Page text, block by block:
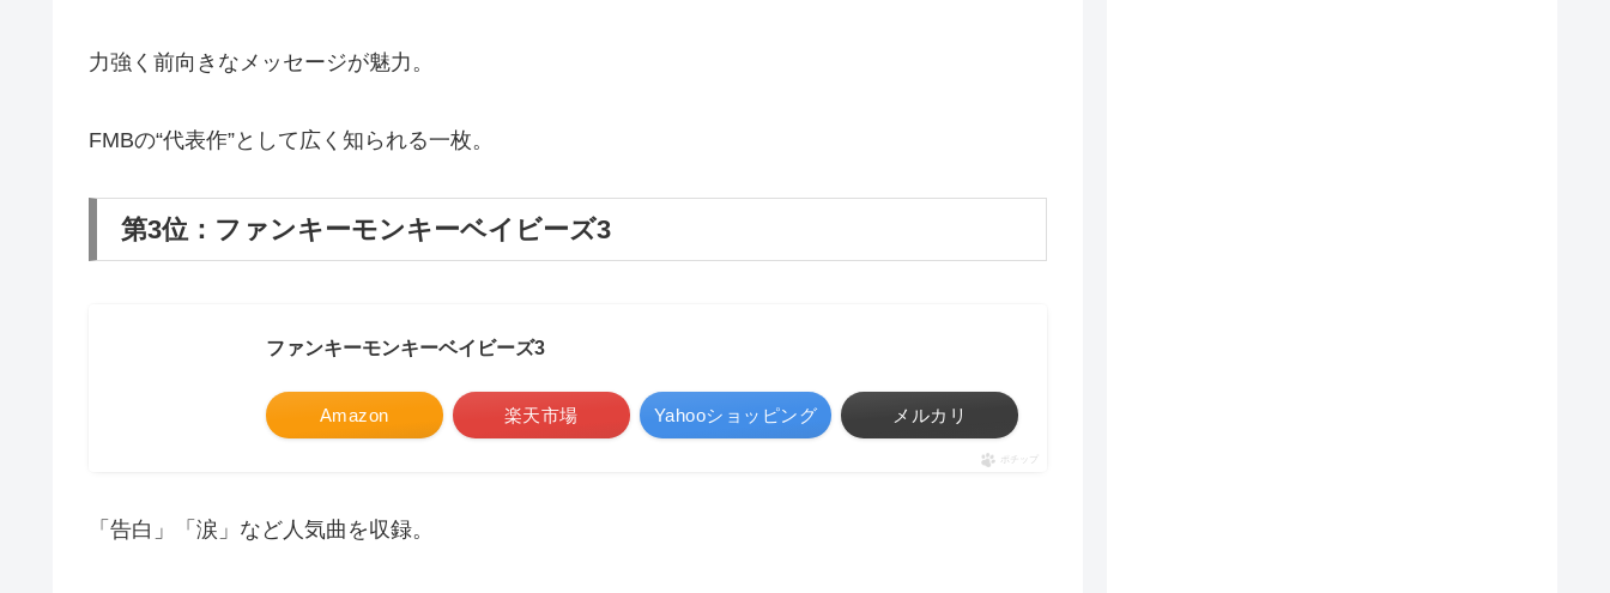
力強く前向きなメッセージが魅力。
FMBの“代表作”として広く知られる一枚。
第3位：ファンキーモンキーベイビーズ3
ファンキーモンキーベイビーズ3
Amazon 楽天市場 Yahooショッピング メルカリ
ポチップ
「告白」「涙」など人気曲を収録。